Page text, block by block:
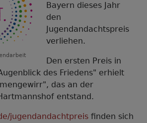
Bayern dieses Jahr
den
Jugendandachtspreis
verliehen.
Den ersten Preis in
des Friedens" erhielt
das an der
entstand.
jugendandachtpreis finden sich